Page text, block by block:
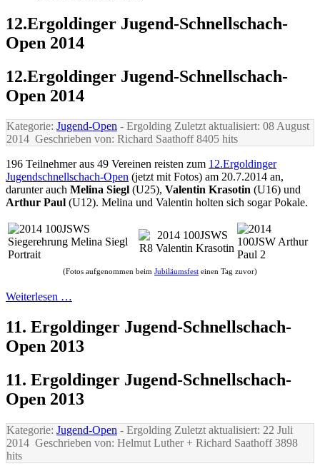
12.Ergoldinger Jugend-Schnellschach-
Open 2014
12.Ergoldinger Jugend-Schnellschach-
Open 2014
Kategorie: Jugend-Open - Ergolding Zuletzt aktualisiert: 08 August
2014 Geschrieben von: Richard Saathoff8405 hits
196 Teilnehmer aus 49 Vereinen reisten zum 12.Ergoldinger
Jugendschnellschach-Open (jetzt mit Fotos) am 20.7.2014 an,
darunter auch Melina Siegl (U25), Valentin Krasotin (U16) und
Arthur Paul (U12). Melina und Valentin holten sich sogar Pokale.
(Fotos aufgenommen beim Jubiläumsfest einen Tag zuvor)
Weiterlesen …
11. Ergoldinger Jugend-Schnellschach-
Open 2013
11. Ergoldinger Jugend-Schnellschach-
Open 2013
Kategorie: Jugend-Open - Ergolding Zuletzt aktualisiert: 22 Juli
2014 Geschrieben von: Helmut Luther + Richard Saathoff3898
hits